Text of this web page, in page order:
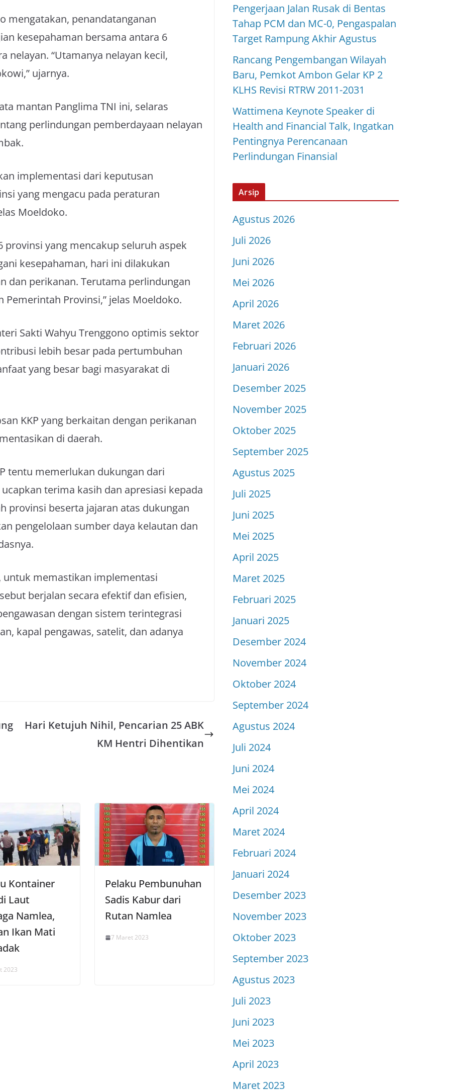
mengatakan, penandatanganan
kesepahaman bersama antara 6
nelayan. “Utamanya nelayan kecil,
ujarnya.
mantan Panglima TNI ini, selaras
perlindungan pemberdayaan nelayan
implementasi dari keputusan
yang mengacu pada peraturan
Moeldoko.
yang mencakup seluruh aspek
kesepahaman, hari ini dilakukan
dan perikanan. Terutama perlindungan
Provinsi,” jelas Moeldoko.
Sakti Wahyu Trenggono optimis sektor
lebih besar pada pertumbuhan
yang besar bagi masyarakat di
KKP yang berkaitan dengan perikanan
di daerah.
tentu memerlukan dukungan dari
terima kasih dan apresiasi kepada
provinsi beserta jajaran atas dukungan
pengelolaan sumber daya kelautan dan
memastikan implementasi
berjalan secara efektif dan efisien,
dengan sistem terintegrasi
kapal pengawas, satelit, dan adanya
Hari Ketujuh Nihil, Pencarian 25 ABK
KM Hentri Dihentikan
Kontainer
Laut
Namlea,
Ikan Mati
2023
Pelaku Pembunuhan
Sadis Kabur dari
Rutan Namlea
7 Maret 2023
Pengerjaan Jalan Rusak di Bentas
Tahap PCM dan MC-0, Pengaspalan
Target Rampung Akhir Agustus
Rancang Pengembangan Wilayah
Baru, Pemkot Ambon Gelar KP 2
KLHS Revisi RTRW 2011-2031
Wattimena Keynote Speaker di
Health and Financial Talk, Ingatkan
Pentingnya Perencanaan
Perlindungan Finansial
Arsip
Agustus 2026
Juli 2026
Juni 2026
Mei 2026
April 2026
Maret 2026
Februari 2026
Januari 2026
Desember 2025
November 2025
Oktober 2025
September 2025
Agustus 2025
Juli 2025
Juni 2025
Mei 2025
April 2025
Maret 2025
Februari 2025
Januari 2025
Desember 2024
November 2024
Oktober 2024
September 2024
Agustus 2024
Juli 2024
Juni 2024
Mei 2024
April 2024
Maret 2024
Februari 2024
Januari 2024
Desember 2023
November 2023
Oktober 2023
September 2023
Agustus 2023
Juli 2023
Juni 2023
Mei 2023
April 2023
Maret 2023